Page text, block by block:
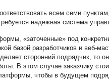
всем семи
надежная система
«заточенные» под
базой разработчиков и веб-
сторонний подрядчик, то
В этом случае заказчику
чтобы в будущем